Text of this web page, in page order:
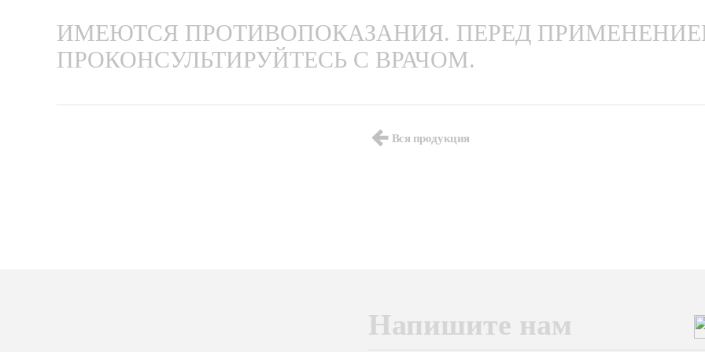
ИМЕЮТСЯ ПРОТИВОПОКАЗАНИЯ. ПЕРЕД
ПРОКОНСУЛЬТИРУЙТЕСЬ С ВРАЧОМ.
Вся продукция
Напишите нам